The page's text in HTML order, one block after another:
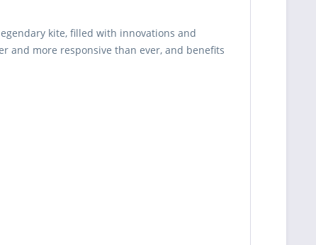
Kiszállítás esetén kb.
1-3 munkanap
kite, filled with innovations and
and more responsive than ever, and benefits